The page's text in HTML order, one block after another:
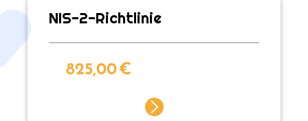
NIS-2-Richtlinie
825,00€